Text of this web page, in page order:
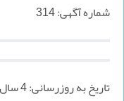
شماره آگهی:314
تاریخ به روزرسانی:4 سال پیش